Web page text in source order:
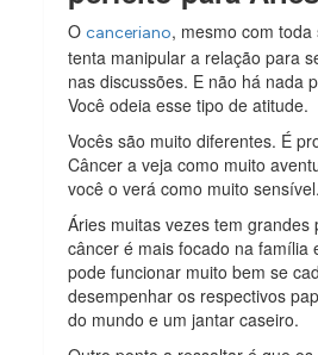
Ocanceriano, mesmo com
tenta manipular a relação para
nas discussões. E não há nada
Você odeia esse tipo de atitude.
Vocês são muito diferentes. É
Câncer a veja como muito
você o verá como muito sensível.
Áries muitas vezes tem grandes
câncer é mais focado na família
pode funcionar muito bem se
desempenhar os respectivos
do mundo e um jantar caseiro.